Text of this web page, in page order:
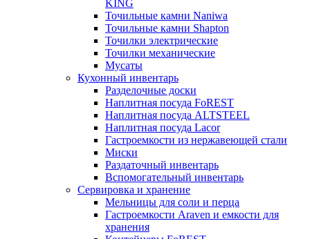
KING
Точильные камни Naniwa
Точильные камни Shapton
Точилки электрические
Точилки механические
Мусаты
Кухонный инвентарь
Разделочные доски
Наплитная посуда FoREST
Наплитная посуда ALTSTEEL
Наплитная посуда Lacor
Гастроемкости из нержавеющей стали
Миски
Раздаточный инвентарь
Вспомогательный инвентарь
Сервировка и хранение
Мельницы для соли и перца
Гастроемкости Araven и емкости для
хранения